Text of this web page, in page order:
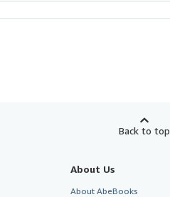
Back to top
About Us
About AbeBooks